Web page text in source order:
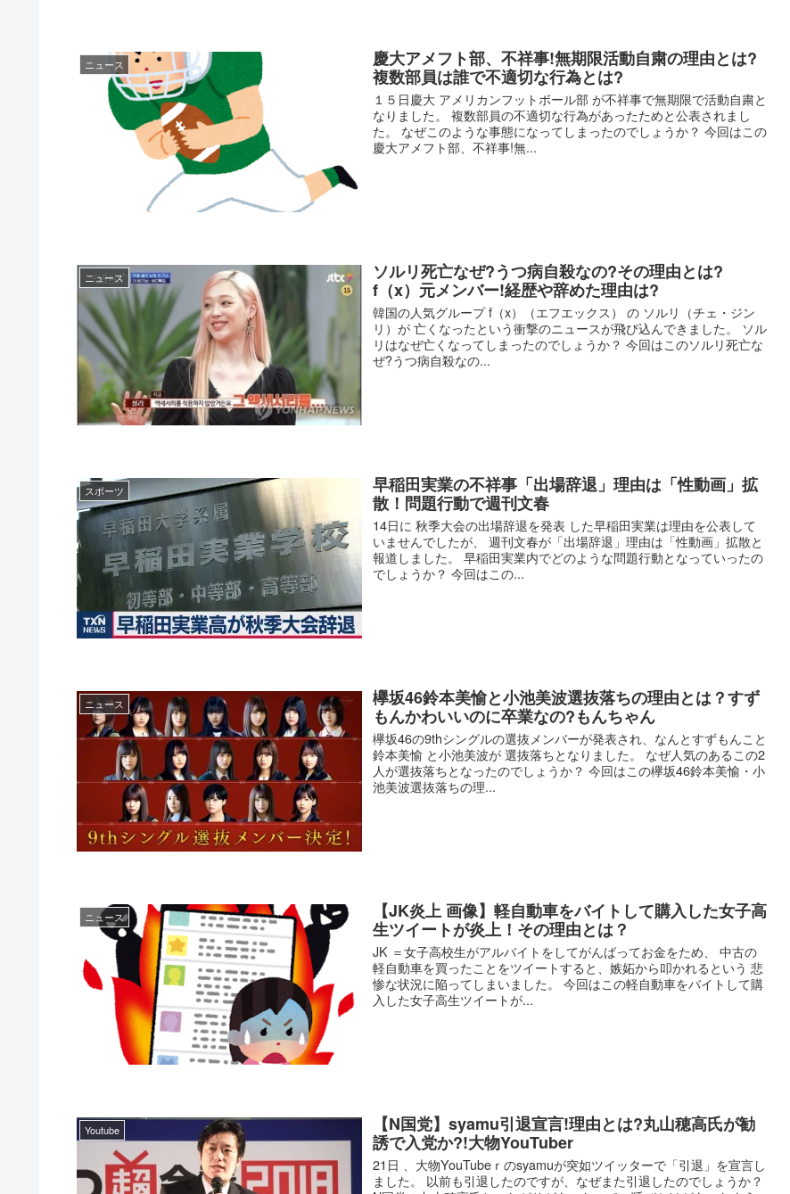
ニュース
慶大アメフト部、不祥事!無期限活動自粛の理由とは?
複数部員は誰で不適切な行為とは?
１５日慶大 アメリカンフットボール部 が不祥事で無期限で活動自粛と
なりました。 複数部員の不適切な行為があったためと公表されまし
た。 なぜこのような事態になってしまったのでしょうか？ 今回はこの
慶大アメフト部、不祥事!無...
ニュース
ソルリ死亡なぜ?うつ病自殺なの?その理由とは?
f（x）元メンバー!経歴や辞めた理由は?
韓国の人気グループ f（x）（エフエックス） の ソルリ（チェ・ジン
リ）が 亡くなったという衝撃のニュースが飛び込んできました。 ソル
リはなぜ亡くなってしまったのでしょうか？ 今回はこのソルリ死亡な
ぜ?うつ病自殺なの...
スポーツ
早稲田実業の不祥事「出場辞退」理由は「性動画」拡
散！問題行動で週刊文春
14日に 秋季大会の出場辞退を発表 した早稲田実業は理由を公表して
いませんでしたが、 週刊文春が「出場辞退」理由は「性動画」拡散と
報道しました。 早稲田実業内でどのような問題行動となっていったの
でしょうか？ 今回はこの...
ニュース
欅坂46鈴本美愉と小池美波選抜落ちの理由とは？すず
もんかわいいのに卒業なの?もんちゃん
欅坂46の9thシングルの選抜メンバーが発表され、なんとすずもんこと
鈴本美愉 と小池美波が 選抜落ちとなりました。 なぜ人気のあるこの2
人が選抜落ちとなったのでしょうか？ 今回はこの欅坂46鈴本美愉・小
池美波選抜落ちの理...
ニュース
【JK炎上 画像】軽自動車をバイトして購入した女子高
生ツイートが炎上！その理由とは？
JK ＝女子高校生がアルバイトをしてがんばってお金をため、 中古の
軽自動車を買ったことをツイートすると、嫉妬から叩かれるという 悲
惨な状況に陥ってしまいました。 今回はこの軽自動車をバイトして購
入した女子高生ツイートが...
Youtube
【N国党】syamu引退宣言!理由とは?丸山穂高氏が勧
誘で入党か?!大物YouTuber
21日 、大物YouTubeｒのsyamuが突如ツイッターで「引退」を宣言し
ました。 以前も引退したのですが、なぜまた引退したのでしょうか？